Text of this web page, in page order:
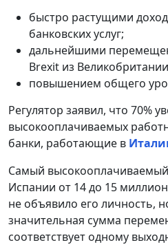
быстро растущими
банковских услуг;
дальнейшими
Brexit из
повышением общего
Регулятор заявил, что 70%
высокооплачиваемых
банки, работающие в
Самый
Испании от 14 до 15
не объявило его личность,
значительная сумма
соответствует одному